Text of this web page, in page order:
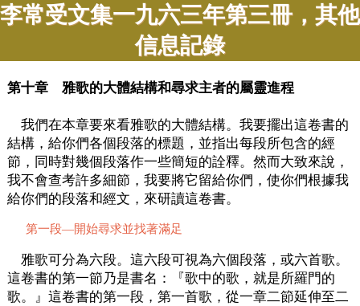
李常受文集一九六三年第三冊，其他
信息記錄
第十章 雅歌的大體結構和尋求主者的屬靈進程
我們在本章要來看雅歌的大體結構。我要擺出這卷書的
結構，給你們各個段落的標題，並指出每段所包含的經
節，同時對幾個段落作一些簡短的詮釋。然而大致來說，
我不會查考許多細節，我要將它留給你們，使你們根據我
給你們的段落和經文，來研讀這卷書。
第一段—開始尋求並找著滿足
雅歌可分為六段。這六段可視為六個段落，或六首歌。
這卷書的第一節乃是書名：『歌中的歌，就是所羅門的
歌。』這卷書的第一段，第一首歌，從一章二節延伸至二